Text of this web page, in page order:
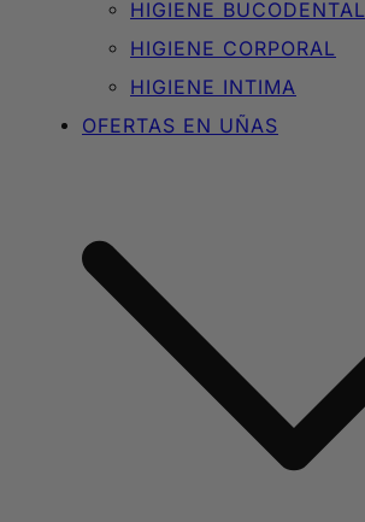
HIGIENE BUCODENTAL
HIGIENE CORPORAL
HIGIENE INTIMA
OFERTAS EN UÑAS